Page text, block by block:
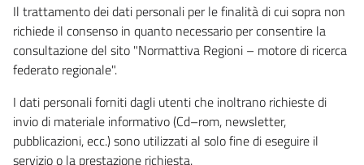
Il trattamento dei dati personali per le finalità di cui sopra non
richiede il consenso in quanto necessario per consentire la
consultazione del sito "Normattiva Regioni – motore di ricerca
federato regionale".
I dati personali forniti dagli utenti che inoltrano richieste di
invio di materiale informativo (Cd–rom, newsletter,
pubblicazioni, ecc.) sono utilizzati al solo fine di eseguire il
servizio o la prestazione richiesta.